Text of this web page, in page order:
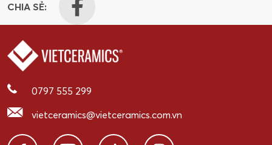
CHIA SẺ:
0797 555 299
vietceramics@vietceramics.com.vn